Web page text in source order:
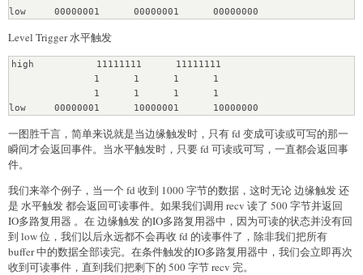
Level Trigger 水平触发
high           11111111      11111111
一图胜千言，简单来说就是当边缘触发时，只有 fd 变成可读或可写的那一
瞬间才会返回事件。当水平触发时，只要 fd 可读或可写，一直都会返回事
件。
我们来举个例子，当一个 fd 收到 1000 字节的数据，这时无论 边缘触发 还
是 水平触发 都会返回可读事件。如果我们调用 recv 读了 500 字节并返回
IO多路复用器 。在 边缘触发 的IO多路复用器中，因为可读的状态并没有回
到 low 位，我们以后永远都不会再收 fd 的读事件了，除非我们把所有
buffer 中的数据全部读完。在条件触发的IO多路复用器中，我们会立即再次
收到可读事件，直到我们把剩下的 500 字节 recv 完。